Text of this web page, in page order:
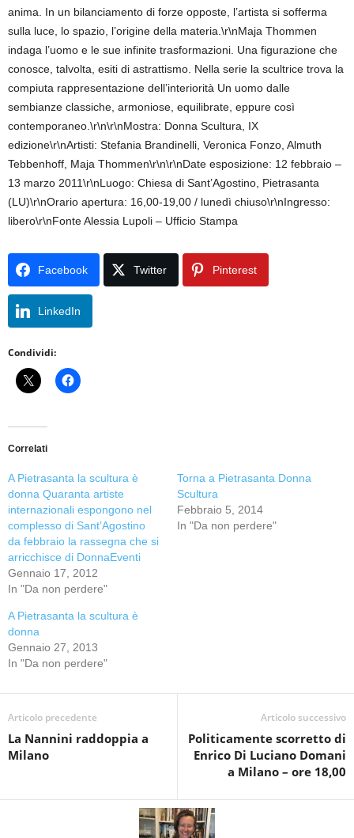
anima. In un bilanciamento di forze opposte, l’artista si sofferma
sulla luce, lo spazio, l’origine della materia.\r\nMaja Thommen
indaga l’uomo e le sue infinite trasformazioni. Una figurazione che
conosce, talvolta, esiti di astrattismo. Nella serie la scultrice trova la
compiuta rappresentazione dell’interiorità Un uomo dalle
sembianze classiche, armoniose, equilibrate, eppure così
contemporaneo.\r\n\r\nMostra: Donna Scultura, IX
edizione\r\nArtisti: Stefania Brandinelli, Veronica Fonzo, Almuth
Tebbenhoff, Maja Thommen\r\n\r\nDate esposizione: 12 febbraio –
13 marzo 2011\r\nLuogo: Chiesa di Sant’Agostino, Pietrasanta
(LU)\r\nOrario apertura: 16,00-19,00 / lunedì chiuso\r\nIngresso:
libero\r\nFonte Alessia Lupoli – Ufficio Stampa
Facebook Twitter Pinterest
LinkedIn
Condividi:
Correlati
A Pietrasanta la scultura è
donna Quaranta artiste
internazionali espongono nel
complesso di Sant’Agostino
da febbraio la rassegna che si
arricchisce di DonnaEventi
Gennaio 17, 2012
In "Da non perdere"
Torna a Pietrasanta Donna
Scultura
Febbraio 5, 2014
In "Da non perdere"
A Pietrasanta la scultura è
donna
Gennaio 27, 2013
In "Da non perdere"
Articolo precedente
La Nannini raddoppia a
Milano
Articolo successivo
Politicamente scorretto di
Enrico Di Luciano Domani
a Milano – ore 18,00